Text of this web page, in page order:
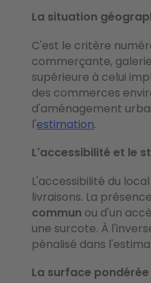
La situation
C'est le critère
commerçante,
supérieure à celui
des commerces
d'aménagement
l'estimation.
L'accessibilité et le
L'accessibilité du
livraisons. La
commun ou d'un
une surcote. À
pénalisé dans
La surface